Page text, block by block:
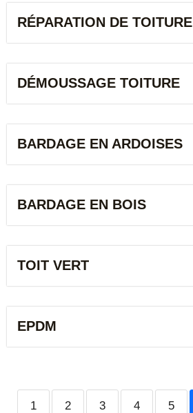
RÉPARATION DE TOITURE
DÉMOUSSAGE TOITURE
BARDAGE EN ARDOISES
BARDAGE EN BOIS
TOIT VERT
EPDM
1 2 3 4 5